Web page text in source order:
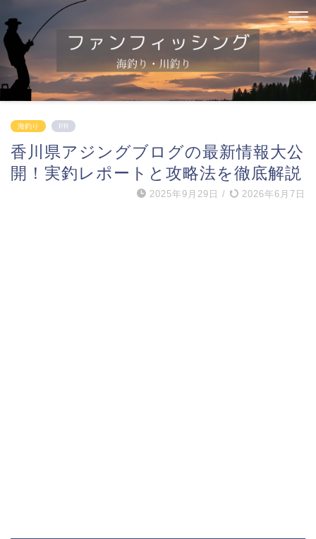
海釣り PR
香川県アジングブログの最新情報大公
開！実釣レポートと攻略法を徹底解説
2025年9月29日 / 2026年6月7日